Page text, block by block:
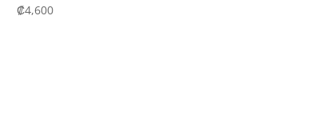
₡4,600